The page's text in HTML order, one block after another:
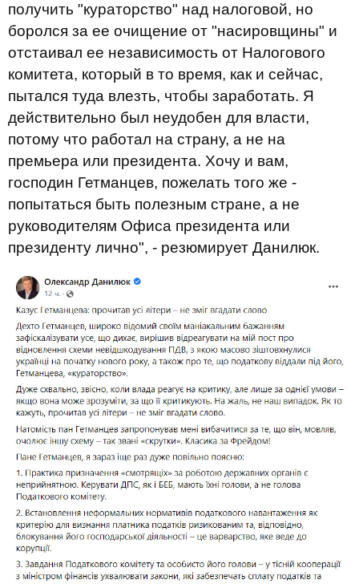
получить "кураторство" над налоговой, но
боролся за ее очищение от "насировщины" и
отстаивал ее независимость от Налогового
комитета, который в то время, как и сейчас,
пытался туда влезть, чтобы заработать. Я
действительно был неудобен для власти,
потому что работал на страну, а не на
премьера или президента. Хочу и вам,
господин Гетманцев, пожелать того же -
попытаться быть полезным стране, а не
руководителям Офиса президента или
президенту лично", - резюмирует Данилюк.